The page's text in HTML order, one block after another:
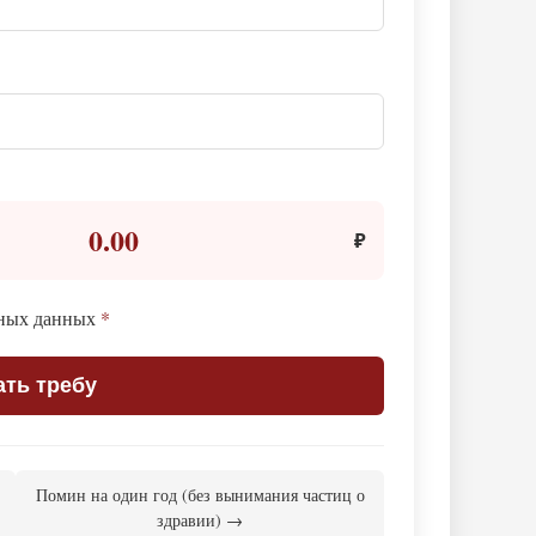
0.00 ₽
данных *
требу
Помин на один год (без вынимания частиц о
здравии) →